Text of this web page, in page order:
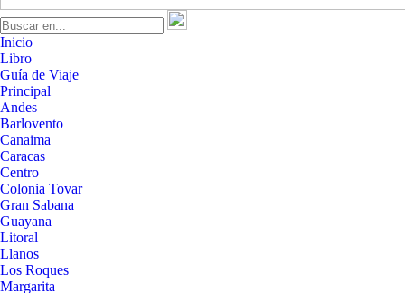
Inicio
Libro
Guía de Viaje
Principal
Andes
Barlovento
Canaima
Caracas
Centro
Colonia Tovar
Gran Sabana
Guayana
Litoral
Llanos
Los Roques
Margarita